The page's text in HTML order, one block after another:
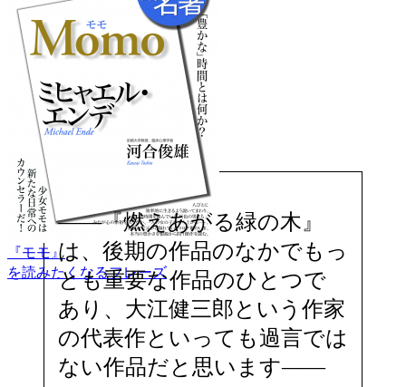
『共同幻想論』
を読みたくなるフレーズ
『モモ』
を読みたくなるフレーズ
――『燃えあがる緑の木』
は、後期の作品のなかでもっ
とも重要な作品のひとつで
あり、大江健三郎という作家
の代表作といっても過言では
ない作品だと思います――